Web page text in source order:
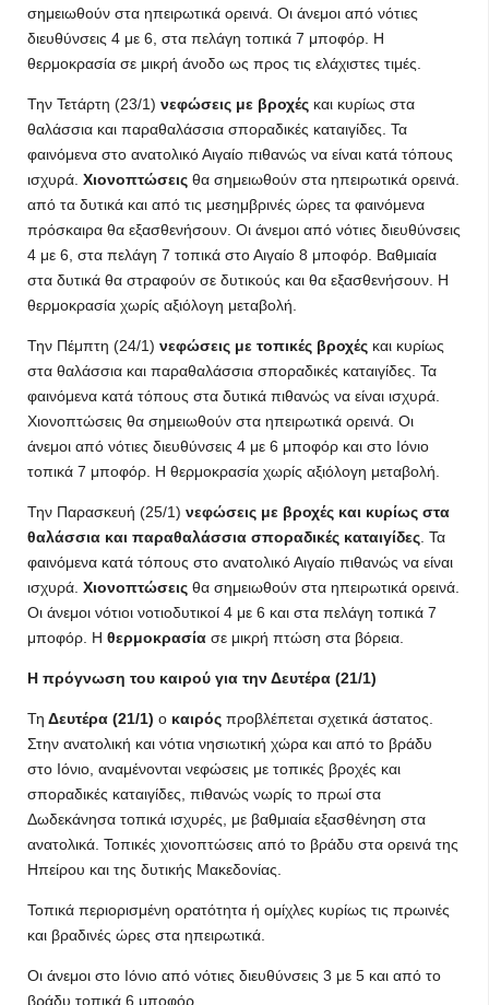
σημειωθούν στα ηπειρωτικά ορεινά. Οι άνεμοι από νότιες
διευθύνσεις 4 με 6, στα πελάγη τοπικά 7 μποφόρ. Η
θερμοκρασία σε μικρή άνοδο ως προς τις ελάχιστες τιμές.
Την Τετάρτη (23/1) νεφώσεις με βροχές και κυρίως στα
θαλάσσια και παραθαλάσσια σποραδικές καταιγίδες. Τα
φαινόμενα στο ανατολικό Αιγαίο πιθανώς να είναι κατά τόπους
ισχυρά. Χιονοπτώσεις θα σημειωθούν στα ηπειρωτικά ορεινά.
από τα δυτικά και από τις μεσημβρινές ώρες τα φαινόμενα
πρόσκαιρα θα εξασθενήσουν. Οι άνεμοι από νότιες διευθύνσεις
4 με 6, στα πελάγη 7 τοπικά στο Αιγαίο 8 μποφόρ. Βαθμιαία
στα δυτικά θα στραφούν σε δυτικούς και θα εξασθενήσουν. Η
θερμοκρασία χωρίς αξιόλογη μεταβολή.
Την Πέμπτη (24/1) νεφώσεις με τοπικές βροχές και κυρίως
στα θαλάσσια και παραθαλάσσια σποραδικές καταιγίδες. Τα
φαινόμενα κατά τόπους στα δυτικά πιθανώς να είναι ισχυρά.
Χιονοπτώσεις θα σημειωθούν στα ηπειρωτικά ορεινά. Οι
άνεμοι από νότιες διευθύνσεις 4 με 6 μποφόρ και στο Ιόνιο
τοπικά 7 μποφόρ. Η θερμοκρασία χωρίς αξιόλογη μεταβολή.
Την Παρασκευή (25/1) νεφώσεις με βροχές και κυρίως στα
θαλάσσια και παραθαλάσσια σποραδικές καταιγίδες . Τα
φαινόμενα κατά τόπους στο ανατολικό Αιγαίο πιθανώς να είναι
ισχυρά. Χιονοπτώσεις θα σημειωθούν στα ηπειρωτικά ορεινά.
Οι άνεμοι νότιοι νοτιοδυτικοί 4 με 6 και στα πελάγη τοπικά 7
μποφόρ. Η θερμοκρασία σε μικρή πτώση στα βόρεια.
Η πρόγνωση του καιρού για την Δευτέρα (21/1)
Τη Δευτέρα (21/1) ο καιρός προβλέπεται σχετικά άστατος.
Στην ανατολική και νότια νησιωτική χώρα και από το βράδυ
στο Ιόνιο, αναμένονται νεφώσεις με τοπικές βροχές και
σποραδικές καταιγίδες, πιθανώς νωρίς το πρωί στα
Δωδεκάνησα τοπικά ισχυρές, με βαθμιαία εξασθένηση στα
ανατολικά. Τοπικές χιονοπτώσεις από το βράδυ στα ορεινά της
Ηπείρου και της δυτικής Μακεδονίας.
Τοπικά περιορισμένη ορατότητα ή ομίχλες κυρίως τις πρωινές
και βραδινές ώρες στα ηπειρωτικά.
Οι άνεμοι στο Ιόνιο από νότιες διευθύνσεις 3 με 5 και από το
βράδυ τοπικά 6 μποφόρ.